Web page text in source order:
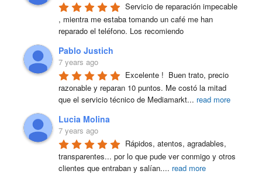
Servicio de reparación impecable
, mientra me estaba tomando un café me han
reparado el teléfono. Los recomiendo
Pablo Justich
7 years ago
Excelente !  Buen trato, precio
razonable y reparan 10 puntos. Me costó la mitad
que el servicio técnico de Mediamarkt... read more
Lucia Molina
7 years ago
Rápidos, atentos, agradables,
transparentes... por lo que pude ver conmigo y otros
clientes que entraban y salían.... read more